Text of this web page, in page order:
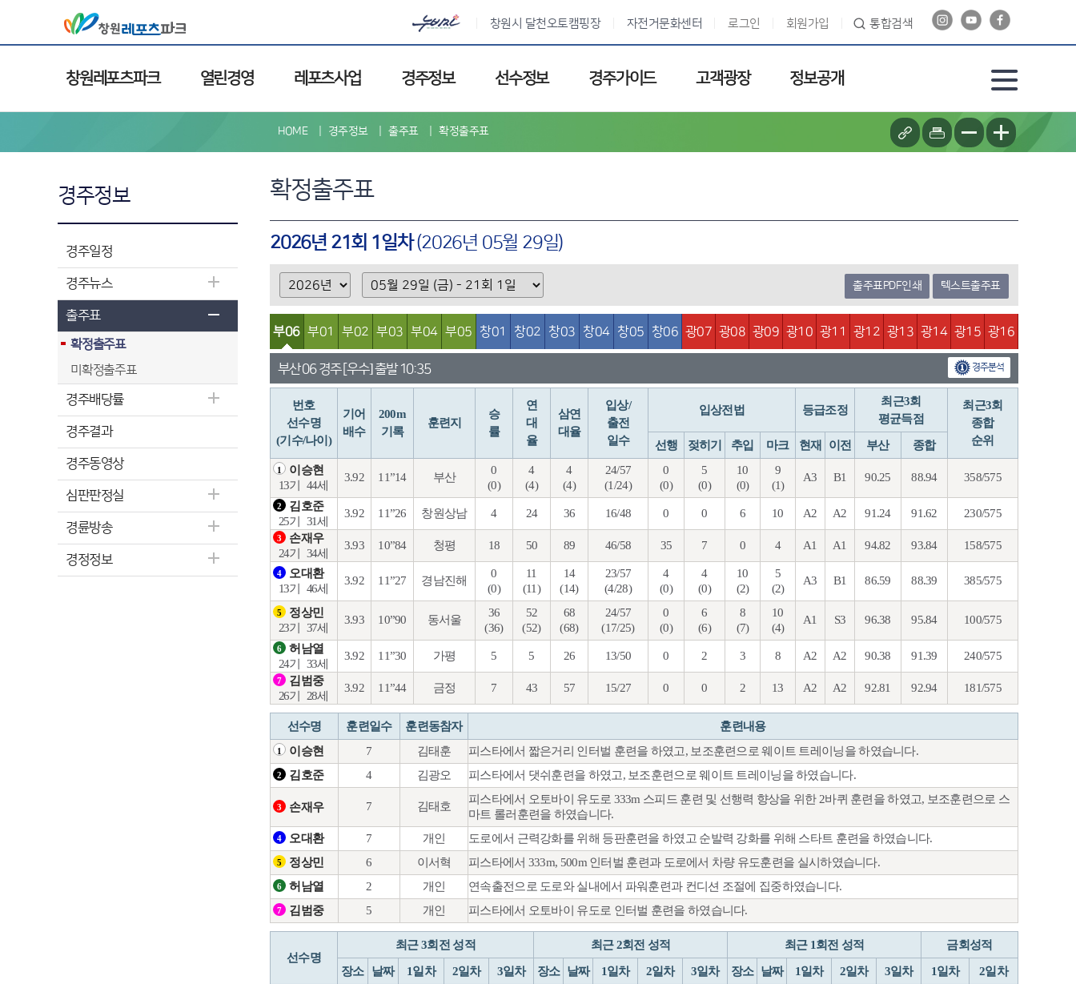
창원시 달천오토캠핑장 자전거문화센터 로그인 회원가입 통합검색
창원레포츠파크 열린경영 레포츠사업 경주정보 선수정보 경주가이드 고객광장 정보공개
경주정보
경주일정
경주뉴스
출주표
확정출주표
미확정출주표
경주배당률
경주결과
경주동영상
심판판정실
경륜방송
경정정보
HOME 경주정보 출주표 확정출주표
확정출주표
2026년 21회 1일차(2026년 05월 29일)
출주표PDF인쇄 텍스트출주표
부06 부01 부02 부03 부04 부05 창01 창02 창03 창04 창05 창06 광07 광08 광09 광10 광11 광12 광13 광14 광15 광16
부산 06 경주 [우수] 출발 10:35 경주분석
번호
선수명
(기수/나이)
기어
배수
200m
기록
훈련지
승
률
연
대
율
삼연
대율
입상/
출전
일수
입상전법 등급조정
최근3회
평균득점
최근3회
종합
순위
선행 젖히기 추입 마크 현재 이전 부산 종합
1
이승현
13기
44세
3.92 11”14 부산
0
(0)
4
(4)
4
(4)
24/57
(1/24)
0
(0)
5
(0)
10
(0)
9
(1)
A3 B1 90.25 88.94 358/575
2
김호준
25기
31세
3.92 11”26 창원상남 4 24 36 16/48 0 0 6 10 A2 A2 91.24 91.62 230/575
3
손재우
24기
34세
3.93 10”84 청평 18 50 89 46/58 35 7 0 4 A1 A1 94.82 93.84 158/575
4
오대환
13기
46세
3.92 11”27 경남진해
0
(0)
11
(11)
14
(14)
23/57
(4/28)
4
(0)
4
(0)
10
(2)
5
(2)
A3 B1 86.59 88.39 385/575
5
정상민
23기
37세
3.93 10”90 동서울
36
(36)
52
(52)
68
(68)
24/57
(17/25)
0
(0)
6
(6)
8
(7)
10
(4)
A1 S3 96.38 95.84 100/575
6
허남열
24기
33세
3.92 11”30 가평 5 5 26 13/50 0 2 3 8 A2 A2 90.38 91.39 240/575
7
김범중
26기
28세
3.92 11”44 금정 7 43 57 15/27 0 0 2 13 A2 A2 92.81 92.94 181/575
선수명 훈련일수 훈련동참자 훈련내용
1 이승현 7 김태훈 피스타에서 짧은거리 인터벌 훈련을 하였고, 보조훈련으로 웨이트 트레이닝을 하였습니다.
2 김호준 4 김광오 피스타에서 댓쉬훈련을 하였고, 보조훈련으로 웨이트 트레이닝을 하였습니다.
3 손재우 7 김태호
피스타에서 오토바이 유도로 333m 스피드 훈련 및 선행력 향상을 위한 2바퀴 훈련을 하였고, 보조훈련으로 스
마트 롤러훈련을 하였습니다.
4 오대환 7 개인 도로에서 근력강화를 위해 등판훈련을 하였고 순발력 강화를 위해 스타트 훈련을 하였습니다.
5 정상민 6 이서혁 피스타에서 333m, 500m 인터벌 훈련과 도로에서 차량 유도훈련을 실시하였습니다.
6 허남열 2 개인 연속출전으로 도로와 실내에서 파워훈련과 컨디션 조절에 집중하였습니다.
7 김범중 5 개인 피스타에서 오토바이 유도로 인터벌 훈련을 하였습니다.
선수명
최근 3회전 성적 최근 2회전 성적 최근 1회전 성적 금회성적
장소 날짜 1일차 2일차 3일차 장소 날짜 1일차 2일차 3일차 장소 날짜 1일차 2일차 3일차 1일차 2일차